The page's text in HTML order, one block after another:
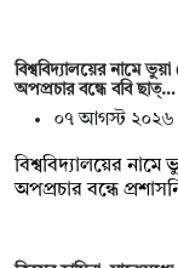
বিশ্ববিদ্যালয়ের নামে
অপপ্রচার বন্ধে ববি ছাত্…
০৭ আগস্ট ২০২৬
বিশ্ববিদ্যালয়ের
অপপ্রচার বন্ধে